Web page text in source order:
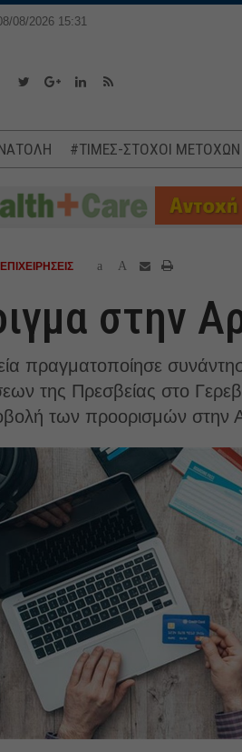
08/2026 15:31
#ΤΙΜΕΣ-ΣΤΟΧΟΙ ΜΕΤΟΧΩΝ
ΕΠΙΧΕΙΡΗΣΕΙΣ a A
στην
πραγματοποίησε
της Πρεσβείας στο
των προορισμών στην